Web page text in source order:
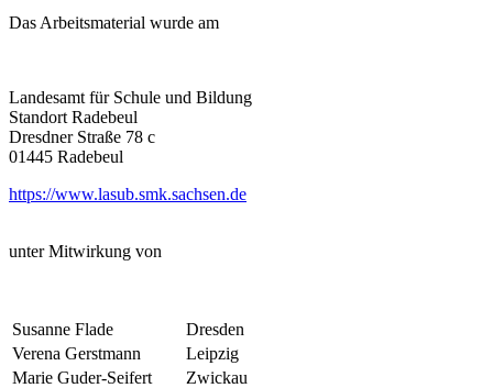
Das Arbeitsmaterial wurde am
Landesamt für Schule und Bildung
Standort Radebeul
Dresdner Straße 78 c
01445 Radebeul
https://www.lasub.smk.sachsen.de
unter Mitwirkung von
Susanne Flade
Dresden
Verena Gerstmann
Leipzig
Marie Guder-Seifert
Zwickau